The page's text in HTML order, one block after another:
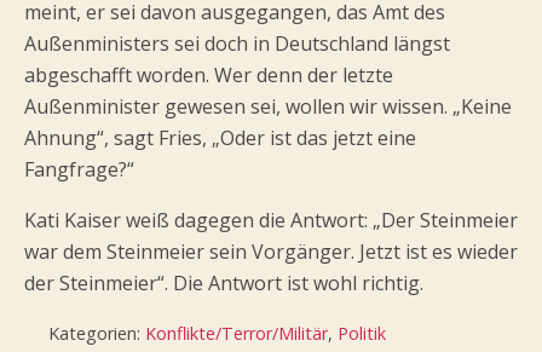
meint, er sei davon ausgegangen, das Amt des
Außenministers sei doch in Deutschland längst
abgeschafft worden. Wer denn der letzte
Außenminister gewesen sei, wollen wir wissen. „Keine
Ahnung“, sagt Fries, „Oder ist das jetzt eine
Fangfrage?“
Kati Kaiser weiß dagegen die Antwort: „Der Steinmeier
war dem Steinmeier sein Vorgänger. Jetzt ist es wieder
der Steinmeier“. Die Antwort ist wohl richtig.
Kategorien: Konflikte/Terror/Militär, Politik